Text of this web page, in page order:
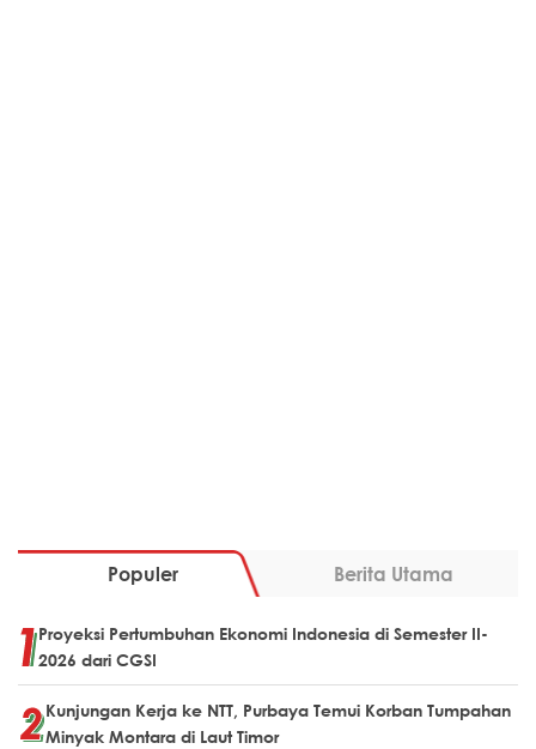
Populer Berita Utama
Proyeksi Pertumbuhan Ekonomi Indonesia di Semester II-
2026 dari CGSI
Kunjungan Kerja ke NTT, Purbaya Temui Korban Tumpahan
Minyak Montara di Laut Timor